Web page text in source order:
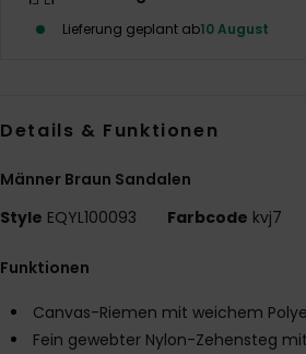
Lieferung geplant ab10 August
Details & Funktionen
Männer Braun Sandalen
Style EQYL100093 Farbcode kvj7
Funktionen
Canvas-Riemen mit weichem
Fein gewebter Nylon-Zehensteg